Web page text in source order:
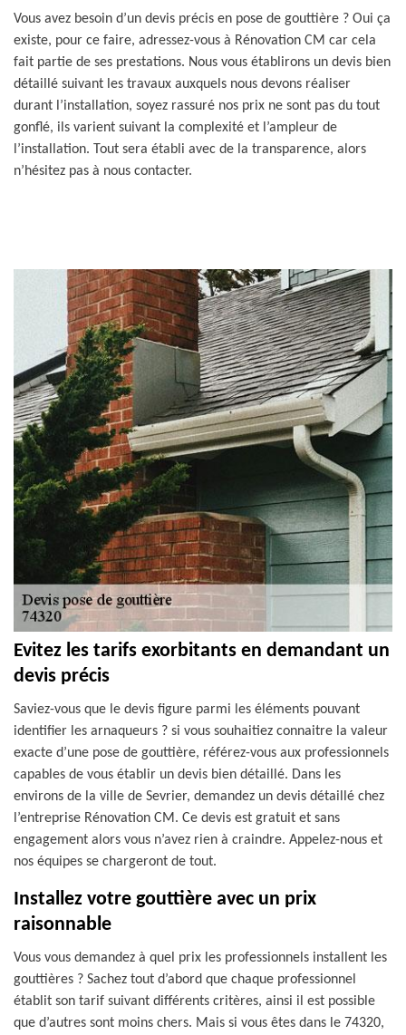
Vous avez besoin d’un devis précis en pose de gouttière ? Oui ça
existe, pour ce faire, adressez-vous à Rénovation CM car cela
fait partie de ses prestations. Nous vous établirons un devis bien
détaillé suivant les travaux auxquels nous devons réaliser
durant l’installation, soyez rassuré nos prix ne sont pas du tout
gonflé, ils varient suivant la complexité et l’ampleur de
l’installation. Tout sera établi avec de la transparence, alors
n’hésitez pas à nous contacter.
Evitez les tarifs exorbitants en demandant un
devis précis
Saviez-vous que le devis figure parmi les éléments pouvant
identifier les arnaqueurs ? si vous souhaitiez connaitre la valeur
exacte d’une pose de gouttière, référez-vous aux professionnels
capables de vous établir un devis bien détaillé. Dans les
environs de la ville de Sevrier, demandez un devis détaillé chez
l’entreprise Rénovation CM. Ce devis est gratuit et sans
engagement alors vous n’avez rien à craindre. Appelez-nous et
nos équipes se chargeront de tout.
Installez votre gouttière avec un prix
raisonnable
Vous vous demandez à quel prix les professionnels installent les
gouttières ? Sachez tout d’abord que chaque professionnel
établit son tarif suivant différents critères, ainsi il est possible
que d’autres sont moins chers. Mais si vous êtes dans le 74320,